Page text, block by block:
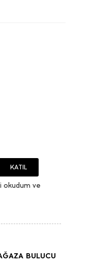
KATIL
okudum ve
BULUCU